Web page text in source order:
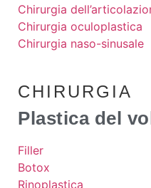
Chirurgia
Chirurgia oculoplastica
Chirurgia naso-sinusale
CHIRURGIA
Plastica del
Filler
Botox
Rinoplastica